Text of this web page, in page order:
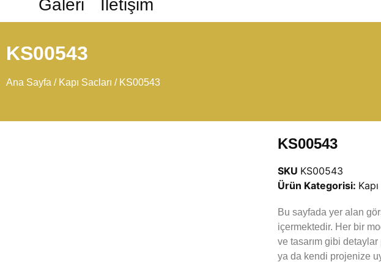
Galeri
İletişim
KS00543
Ana Sayfa / Kapı Sacları / KS00543
KS00543
SKU KS00543
Ürün Kategorisi:
Bu sayfada yer alan
içermektedir. Her bir
ve tasarım gibi
ya da kendi projenize